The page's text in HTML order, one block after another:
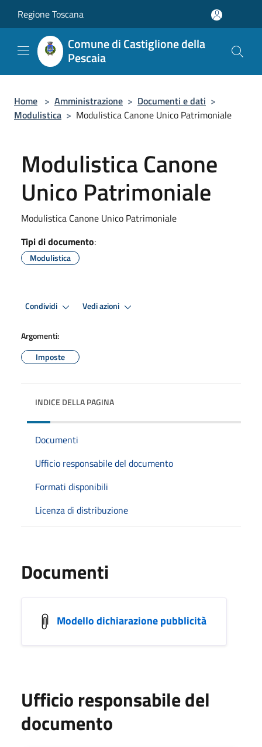
Regione Toscana
Comune di Castiglione della
Pescaia
Home > Amministrazione > Documenti e dati >
Modulistica > Modulistica Canone Unico Patrimoniale
Modulistica Canone
Unico Patrimoniale
Modulistica Canone Unico Patrimoniale
Tipi di documento:
Modulistica
Condividi Vedi azioni
Argomenti:
Imposte
INDICE DELLA PAGINA
Documenti
Ufficio responsabile del documento
Formati disponibili
Licenza di distribuzione
Documenti
Modello dichiarazione pubblicità
Ufficio responsabile del
documento